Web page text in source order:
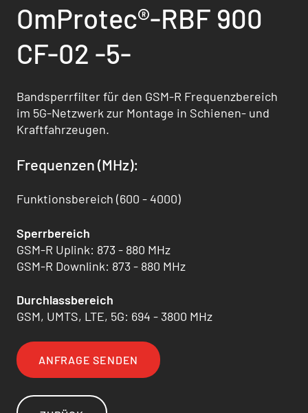
OmProtec®-RBF 900
CF-02 -5-
Bandsperrfilter für den GSM-R Frequenzbereich
im 5G-Netzwerk zur Montage in Schienen- und
Kraftfahrzeugen.
Frequenzen (MHz):
Funktionsbereich (600 - 4000)
Sperrbereich
GSM-R Uplink: 873 - 880 MHz
GSM-R Downlink: 873 - 880 MHz
Durchlassbereich
GSM, UMTS, LTE, 5G: 694 - 3800 MHz
ANFRAGE SENDEN